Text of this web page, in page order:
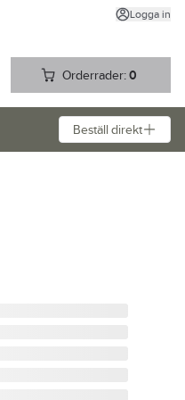
Logga in
Orderrader: 0
Beställ direkt